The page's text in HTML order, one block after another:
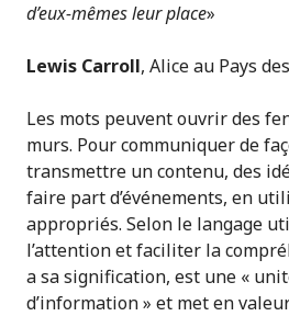
d’eux-mêmes leur place»
Lewis Carroll, Alice au Pays
Les mots peuvent ouvrir des
murs. Pour communiquer de
transmettre un contenu, des
faire part d’événements, en
appropriés. Selon le langage
l’attention et faciliter la
a sa signification, est une «
d’information » et met en